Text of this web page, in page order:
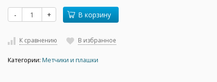
- + В корзину
К сравнению В избранное
Категории: Метчики и плашки